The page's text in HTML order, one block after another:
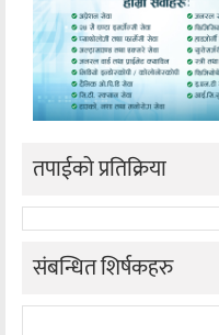
तपाईको प्रतिक्रिया
संबन्धित शिर्षकहरु